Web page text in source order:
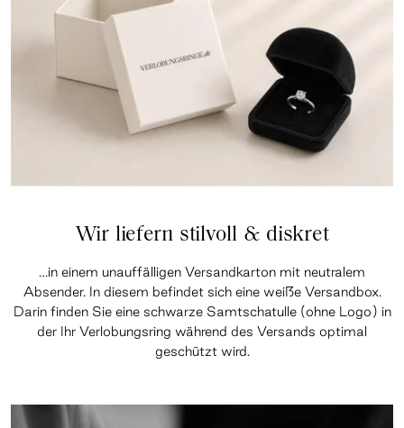
Wir liefern stilvoll & diskret
…in einem unauffälligen Versandkarton mit neutralem
Absender. In diesem befindet sich eine weiße Versandbox.
Darin finden Sie eine schwarze Samtschatulle (ohne Logo) in
der Ihr Verlobungsring während des Versands optimal
geschützt wird.